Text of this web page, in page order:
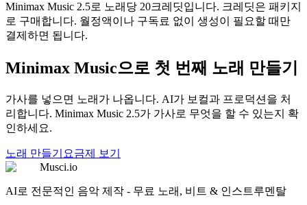
Minimax Music 2.5로 노래당 20크레딧입니다. 크레딧은 패키지
로 구매합니다. 월정액이나 구독료 없이 생성이 필요할 때만
결제하면 됩니다.
Minimax Music으로 첫 번째 노래 만들기
가사를 넣으면 노래가 나옵니다. AI가 보컬과 프로덕션을 처
리합니다. Minimax Music 2.5가 가사로 무엇을 할 수 있는지 확
인하세요.
노래 만들기 요금제 보기
Musci.io
AI로 전문적인 음악 제작 - 무료 노래, 비트 & 인스트루멘탈